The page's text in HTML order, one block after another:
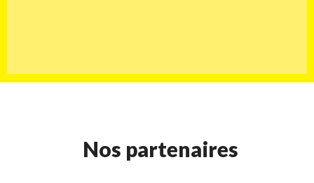
Nos partenaires